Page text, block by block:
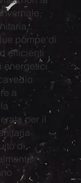
pompe di
efficienti
energetici
a
per il
di